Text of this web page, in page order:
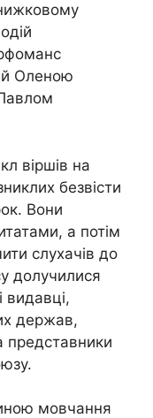
Оленою
віршів на
безвісти
Вони
а потім
слухачів до
долучилися
видавці,
держав,
представники
мовчання